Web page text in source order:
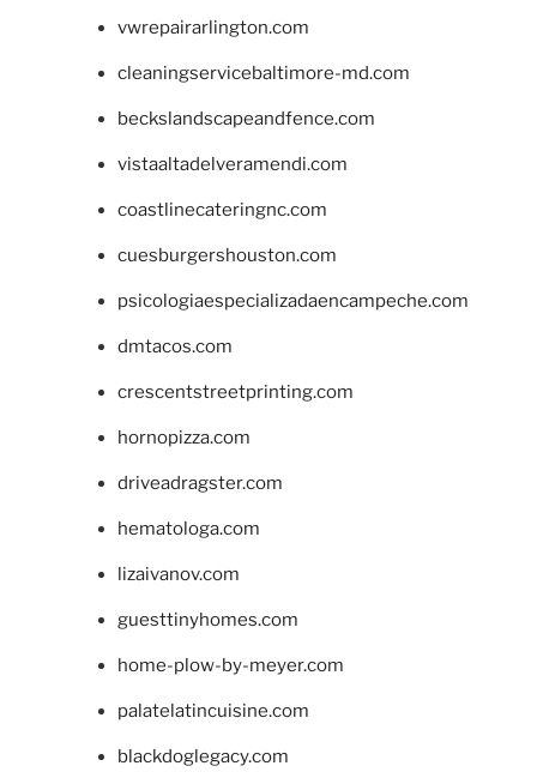
vwrepairarlington.com
cleaningservicebaltimore-md.com
beckslandscapeandfence.com
vistaaltadelveramendi.com
coastlinecateringnc.com
cuesburgershouston.com
psicologiaespecializadaencampeche.com
dmtacos.com
crescentstreetprinting.com
hornopizza.com
driveadragster.com
hematologa.com
lizaivanov.com
guesttinyhomes.com
home-plow-by-meyer.com
palatelatincuisine.com
blackdoglegacy.com